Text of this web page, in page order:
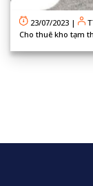
23/07/2023 |
Cho thuê kho tạm